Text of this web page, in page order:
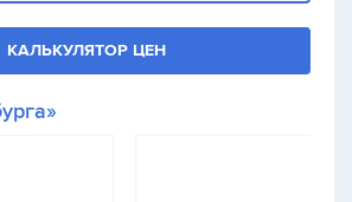
КАЛЬКУЛЯТОР ЦЕН